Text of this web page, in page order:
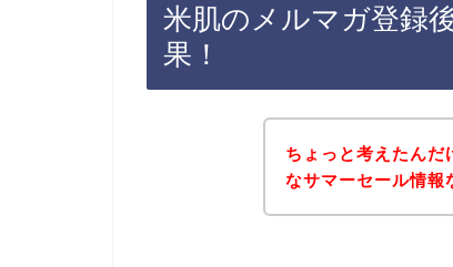
米肌のメルマガ登録
果！
ちょっと考えたんだ
なサマーセール情報